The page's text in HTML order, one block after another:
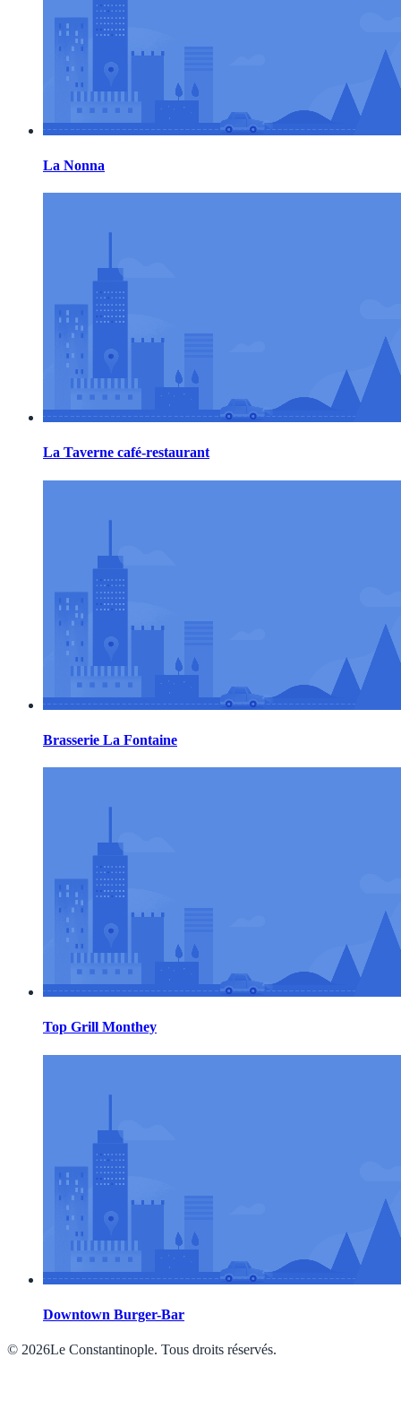
La Nonna
La Taverne café-restaurant
Brasserie La Fontaine
Top Grill Monthey
Downtown Burger-Bar
© 2026Le Constantinople. Tous droits réservés.